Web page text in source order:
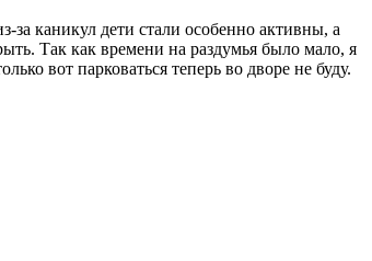
за каникул дети стали особенно активны, а
Так как времени на раздумья было мало, я
вот парковаться теперь во дворе не буду.